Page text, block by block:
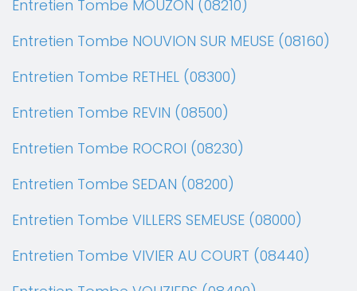
Entretien Tombe MOUZON (08210)
Entretien Tombe NOUVION SUR MEUSE (08160)
Entretien Tombe RETHEL (08300)
Entretien Tombe REVIN (08500)
Entretien Tombe ROCROI (08230)
Entretien Tombe SEDAN (08200)
Entretien Tombe VILLERS SEMEUSE (08000)
Entretien Tombe VIVIER AU COURT (08440)